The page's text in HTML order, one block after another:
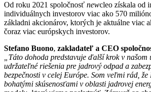
Od roku 2021 spoločnosť newcleo získala od
individuálnych investorov viac ako 570
základni akcionárov, ktorých je aktuálne viac
čoraz viac európskych investorov.
Stefano Buono, zakladateľ a CEO
„Táto dohoda predstavuje ďalší krok v
udržateľné riešenia pre jadrový odpad a
bezpečnosti v celej Európe. Som veľmi rád,
bohatými skúsenosťami v oblasti jadrovej